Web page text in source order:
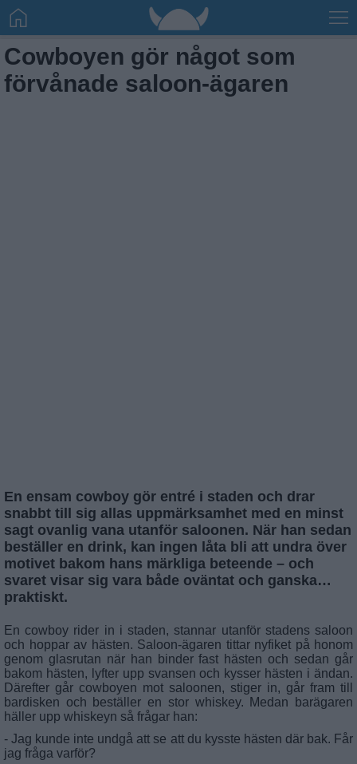
Cowboyen gör något som
förvånade saloon-ägaren
En ensam cowboy gör entré i staden och drar
snabbt till sig allas uppmärksamhet med en minst
sagt ovanlig vana utanför saloonen. När han sedan
beställer en drink, kan ingen låta bli att undra över
motivet bakom hans märkliga beteende – och
svaret visar sig vara både oväntat och ganska…
praktiskt.
En cowboy rider in i staden, stannar utanför stadens saloon
och hoppar av hästen. Saloon-ägaren tittar nyfiket på honom
genom glasrutan när han binder fast hästen och sedan går
bakom hästen, lyfter upp svansen och kysser hästen i ändan.
Därefter går cowboyen mot saloonen, stiger in, går fram till
bardisken och beställer en stor whiskey. Medan barägaren
häller upp whiskeyn så frågar han:
- Jag kunde inte undgå att se att du kysste hästen där bak. Får
jag fråga varför?